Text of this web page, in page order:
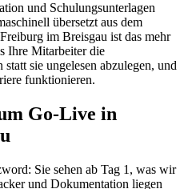
und Schulungsunterlagen
übersetzt aus dem
im Breisgau ist das mehr
Ihre Mitarbeiter die
sie ungelesen abzulegen, und
funktionieren.
Go-Live in
Sie sehen ab Tag 1, was wir
und Dokumentation liegen